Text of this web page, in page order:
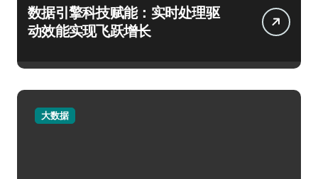
数据引擎科技赋能：实时处理驱
动效能实现飞跃增长
大数据